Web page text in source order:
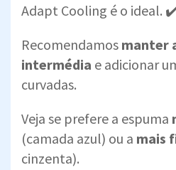
Adapt Cooling é o ideal.
Recomendamos manter
intermédia e adicionar
curvadas.
Veja se prefere a espuma
(camada azul) ou a mais
cinzenta).